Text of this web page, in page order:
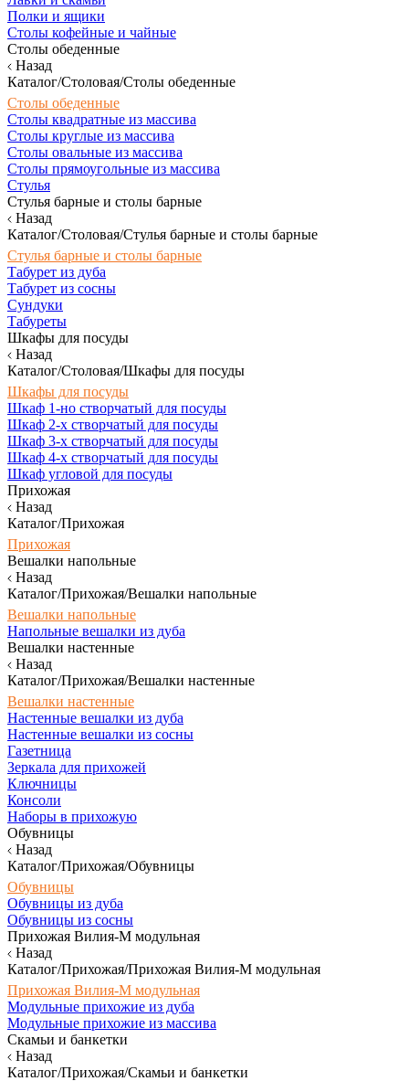
Полки и ящики
Столы кофейные и чайные
Столы обеденные
Назад
Каталог/Столовая/Столы обеденные
Столы обеденные
Столы квадратные из массива
Столы круглые из массива
Столы овальные из массива
Столы прямоугольные из массива
Стулья
Стулья барные и столы барные
Назад
Каталог/Столовая/Стулья барные и столы барные
Стулья барные и столы барные
Табурет из дуба
Табурет из сосны
Сундуки
Табуреты
Шкафы для посуды
Назад
Каталог/Столовая/Шкафы для посуды
Шкафы для посуды
Шкаф 1-но створчатый для посуды
Шкаф 2-х створчатый для посуды
Шкаф 3-х створчатый для посуды
Шкаф 4-х створчатый для посуды
Шкаф угловой для посуды
Прихожая
Назад
Каталог/Прихожая
Прихожая
Вешалки напольные
Назад
Каталог/Прихожая/Вешалки напольные
Вешалки напольные
Напольные вешалки из дуба
Вешалки настенные
Назад
Каталог/Прихожая/Вешалки настенные
Вешалки настенные
Настенные вешалки из дуба
Настенные вешалки из сосны
Газетница
Зеркала для прихожей
Ключницы
Консоли
Наборы в прихожую
Обувницы
Назад
Каталог/Прихожая/Обувницы
Обувницы
Обувницы из дуба
Обувницы из сосны
Прихожая Вилия-М модульная
Назад
Каталог/Прихожая/Прихожая Вилия-М модульная
Прихожая Вилия-М модульная
Модульные прихожие из дуба
Модульные прихожие из массива
Скамьи и банкетки
Назад
Каталог/Прихожая/Скамьи и банкетки